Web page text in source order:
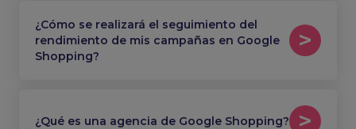
¿Cómo se realizará el seguimiento del
rendimiento de mis campañas en Google
Shopping?
¿Qué es una agencia de Google Shopping?